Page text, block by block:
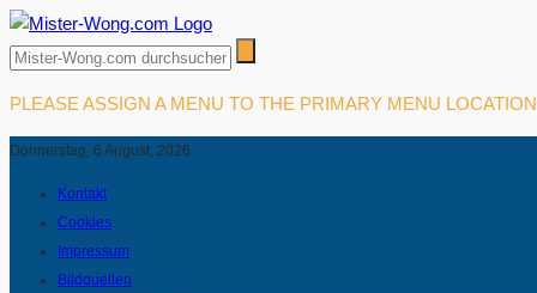
PLEASE ASSIGN A MENU TO THE PRIMARY MENU
Donnerstag, 6 August, 2026
Kontakt
Cookies
Impressum
Bildquellen